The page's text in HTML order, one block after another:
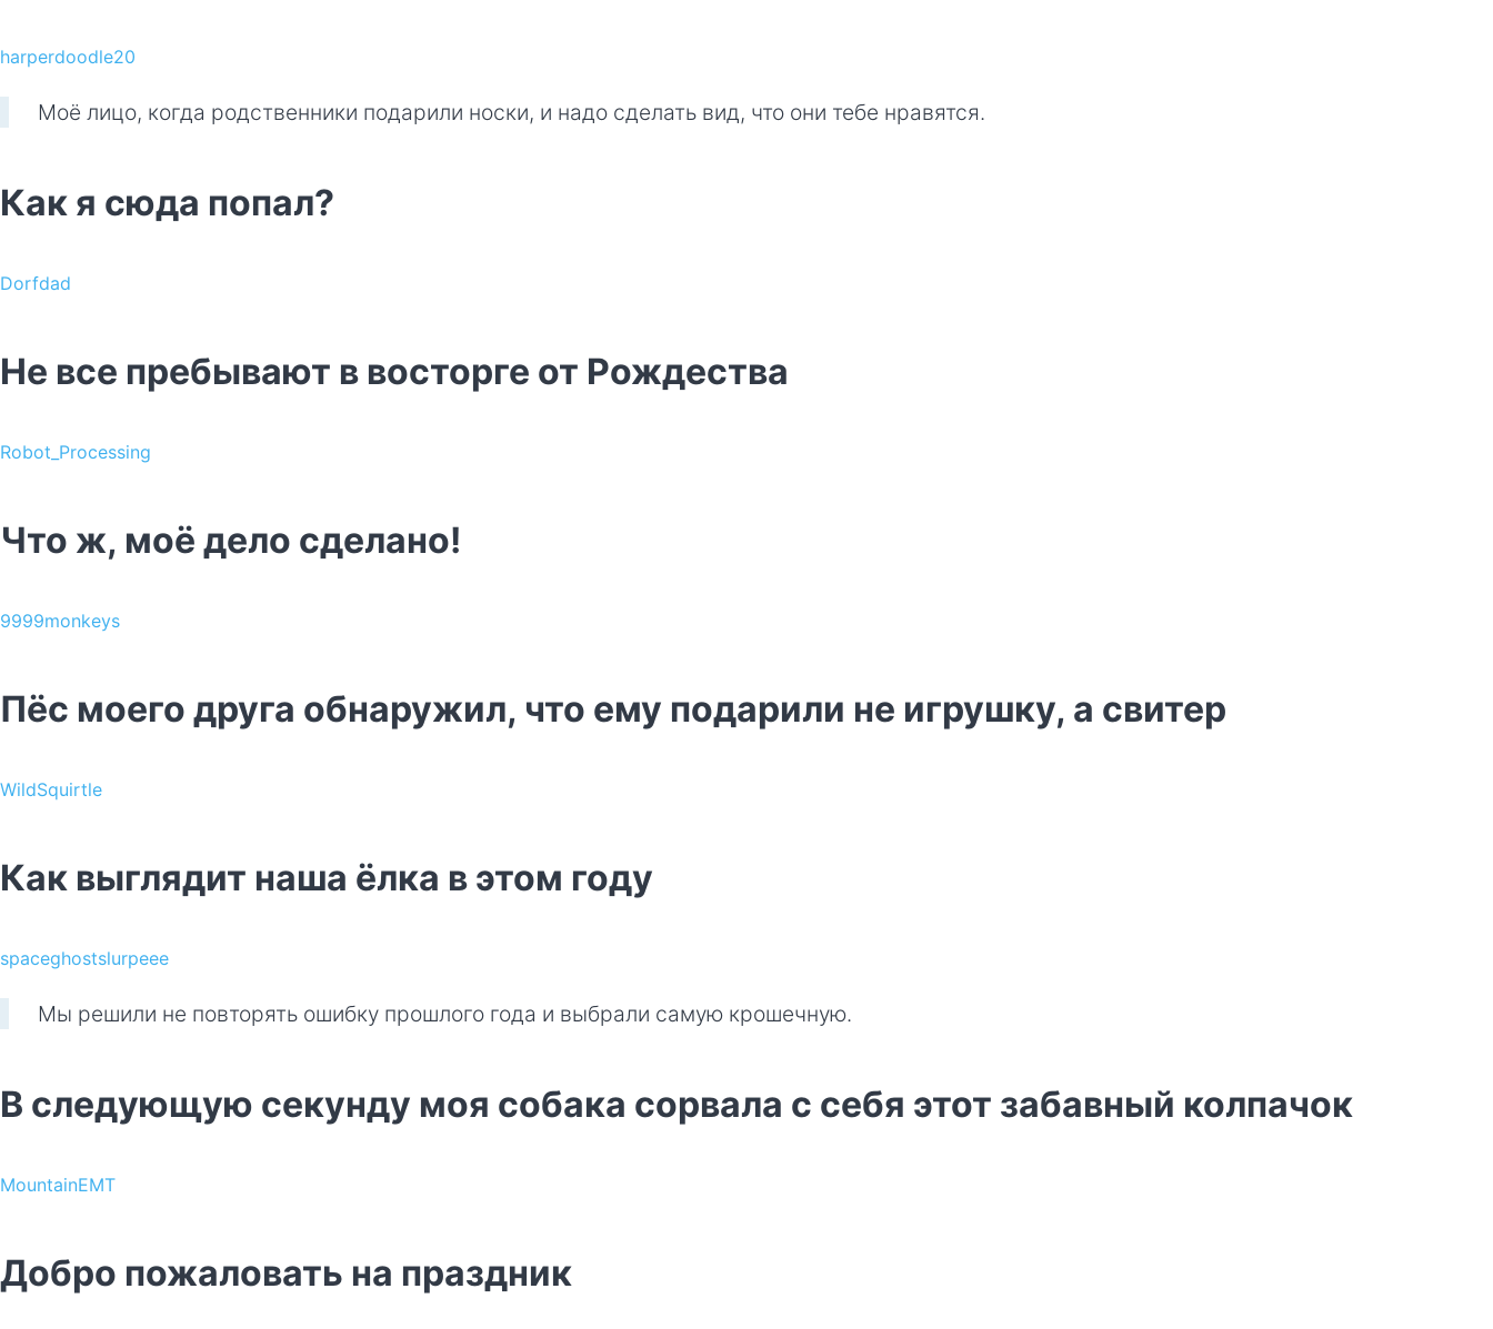
harperdoodle20
Моё лицо, когда родственники подарили носки, и надо сделать вид, что они тебе нравятся.
Как я сюда попал?
Dorfdad
Не все пребывают в восторге от Рождества
Robot_Processing
Что ж, моё дело сделано!
9999monkeys
Пёс моего друга обнаружил, что ему подарили не игрушку, а свитер
WildSquirtle
Как выглядит наша ёлка в этом году
spaceghostslurpeee
Мы решили не повторять ошибку прошлого года и выбрали самую крошечную.
В следующую секунду моя собака сорвала с себя этот забавный колпачок
MountainEMT
Добро пожаловать на праздник